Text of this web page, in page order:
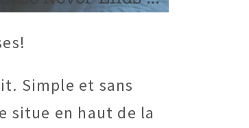
Simple et sans
situe en haut de la